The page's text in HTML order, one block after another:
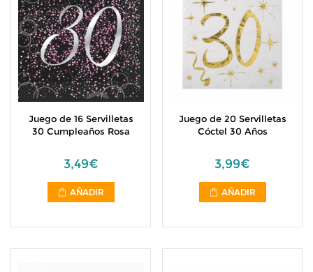
Juego de 16 Servilletas
30 Cumpleaños Rosa
3,49€
AÑADIR
Juego de 20 Servilletas
Cóctel 30 Años
3,99€
AÑADIR